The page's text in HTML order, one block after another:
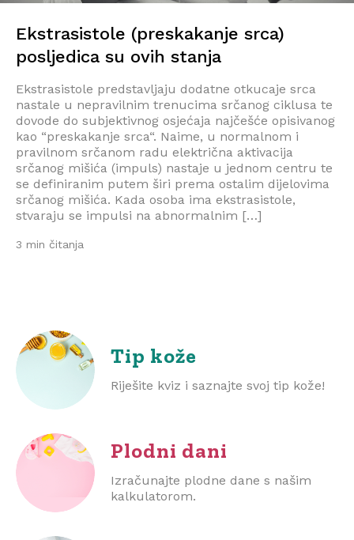
Ekstrasistole (preskakanje srca)
posljedica su ovih stanja
Ekstrasistole predstavljaju dodatne otkucaje srca
nastale u nepravilnim trenucima srčanog ciklusa te
dovode do subjektivnog osjećaja najčešće opisivanog
kao “preskakanje srca“. Naime, u normalnom i
pravilnom srčanom radu električna aktivacija
srčanog mišića (impuls) nastaje u jednom centru te
se definiranim putem širi prema ostalim dijelovima
srčanog mišića. Kada osoba ima ekstrasistole,
stvaraju se impulsi na abnormalnim […]
3 min čitanja
Tip kože
Riješite kviz i saznajte svoj tip kože!
Plodni dani
Izračunajte plodne dane s našim
kalkulatorom.